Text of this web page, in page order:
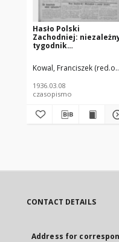
Hasło Polski
Zachodniej:
tygodnik
narodowy poświęcony
zagadnieniom
1936.03.08 R.3 Nr10
Kowal, Franciszek
1936.03.08
czasopismo
CONTACT DETAILS
Address for